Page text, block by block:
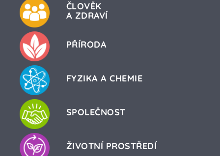
ČLOVĚK
A ZDRAVÍ
PŘÍRODA
FYZIKA A CHEMIE
SPOLEČNOST
ŽIVOTNÍ PROSTŘEDÍ